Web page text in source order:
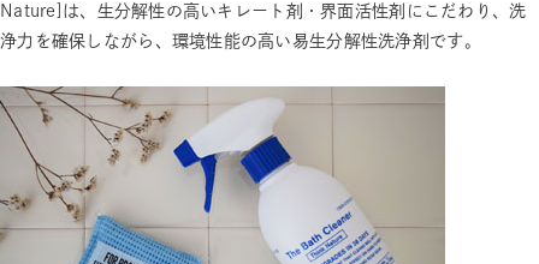
Nature]は、生分解性の高いキレート剤・界面活性剤にこだわり、洗
浄力を確保しながら、環境性能の高い易生分解性洗浄剤です。